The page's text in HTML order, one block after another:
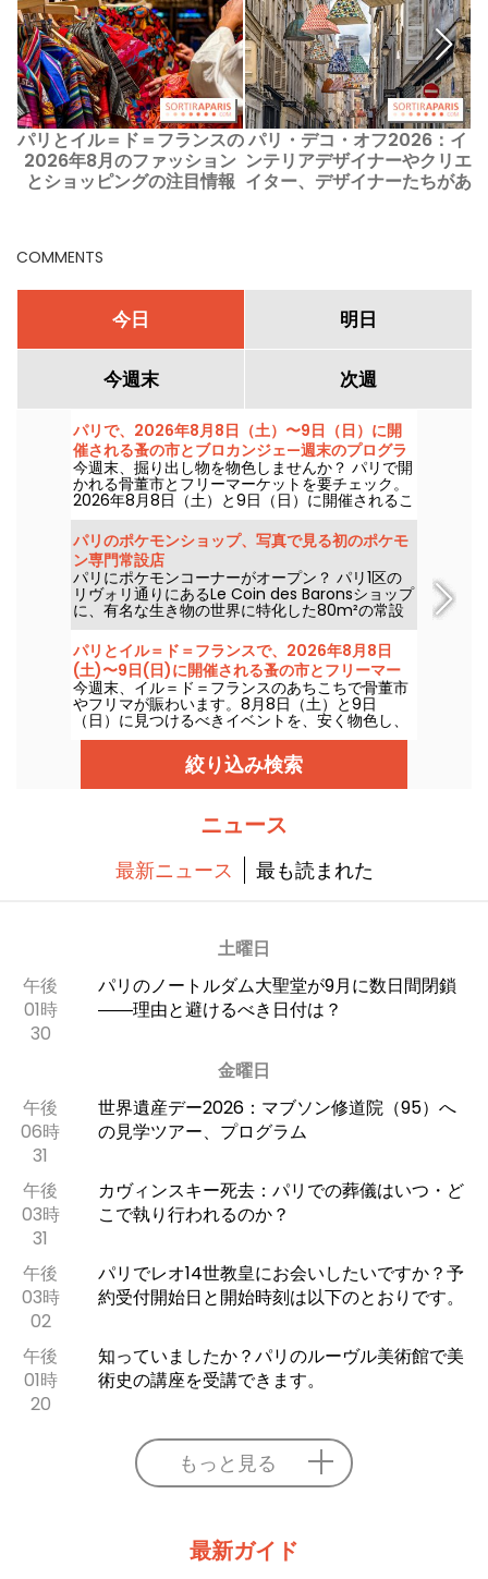
パリとイル＝ド＝フランスの
2026年8月のファッション
とショッピングの注目情報
パリ・デコ・オフ2026：イ
ンテリアデザイナーやクリエ
イター、デザイナーたちがあ
COMMENTS
今日 明日
今週末 次週
パリで、2026年8月8日（土）〜9日（日）に開
催される蚤の市とブロカンジェ—週末のプログラ
ム
今週末、掘り出し物を物色しませんか？ パリで開
かれる骨董市とフリーマーケットを要チェック。
2026年8月8日（土）と9日（日）に開催されるこ
のイベントは、良い買い物をたっぷり手にする絶
好の機会です。
パリのポケモンショップ、写真で見る初のポケモ
ン専門常設店
パリにポケモンコーナーがオープン？ パリ1区の
リヴォリ通りにあるLe Coin des Baronsショップ
に、有名な生き物の世界に特化した80m²の常設
スペースがオープンした。2025年3月28日から、
このユニークなコーナーがコレクターと愛好家を
待っている。
パリとイル＝ド＝フランスで、2026年8月8日
(土)〜9日(日)に開催される蚤の市とフリーマー
ケット—今週末のプログラム
今週末、イル＝ド＝フランスのあちこちで骨董市
やフリマが賑わいます。8月8日（土）と9日
（日）に見つけるべきイベントを、安く物色し、
掘り出し物を探し、もしかするとレアな一品に出
会えるかもしれない視点でご紹介します。
絞り込み検索
ニュース
最新ニュース 最も読まれた
土曜日
午後
01時
30
パリのノートルダム大聖堂が9月に数日間閉鎖
――理由と避けるべき日付は？
金曜日
午後
06時
31
世界遺産デー2026：マブソン修道院（95）へ
の見学ツアー、プログラム
午後
03時
31
カヴィンスキー死去：パリでの葬儀はいつ・ど
こで執り行われるのか？
午後
03時
02
パリでレオ14世教皇にお会いしたいですか？予
約受付開始日と開始時刻は以下のとおりです。
午後
01時
20
知っていましたか？パリのルーヴル美術館で美
術史の講座を受講できます。
もっと見る
最新ガイド